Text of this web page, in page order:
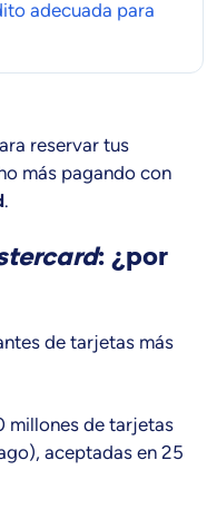
adecuada para
reservar tus
más pagando con
.
: ¿por
de tarjetas más
millones de tarjetas
aceptadas en 25